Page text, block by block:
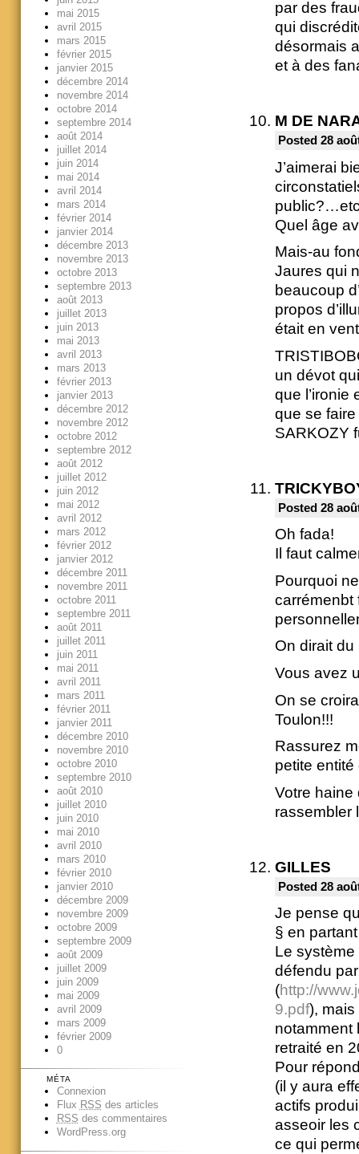
par des
qui
désormais
et à des
M DE
Posted 28
J’aimerai
Quel âge
Mais-au
Jaures qui
beaucoup
propos
était en
un dévot
que l’ironie
que se
SARKOZY
Posted 28
Oh fada!
Il faut
Pourquoi
carrémenbt
On dirait
Vous avez
On se
Toulon!!!
Rassurez
petite
Votre haine
rassembler
GILLES
Posted 28
Je pense
§ en
Le
défendu
(http://
9.pdf), mais
notamment
retraité en
Pour
(il y aura
actifs
asseoir les
ce qui
mai 2015
avril 2015
mars 2015
février 2015
janvier 2015
décembre 2014
novembre 2014
octobre 2014
septembre 2014
août 2014
juillet 2014
juin 2014
mai 2014
avril 2014
mars 2014
février 2014
janvier 2014
décembre 2013
novembre 2013
octobre 2013
septembre 2013
août 2013
juillet 2013
juin 2013
mai 2013
avril 2013
mars 2013
février 2013
janvier 2013
décembre 2012
novembre 2012
octobre 2012
septembre 2012
août 2012
juillet 2012
juin 2012
mai 2012
avril 2012
mars 2012
février 2012
janvier 2012
décembre 2011
novembre 2011
octobre 2011
septembre 2011
août 2011
juillet 2011
juin 2011
mai 2011
avril 2011
mars 2011
février 2011
janvier 2011
décembre 2010
novembre 2010
octobre 2010
septembre 2010
août 2010
juillet 2010
juin 2010
mai 2010
avril 2010
mars 2010
février 2010
janvier 2010
décembre 2009
novembre 2009
octobre 2009
septembre 2009
août 2009
juillet 2009
juin 2009
mai 2009
avril 2009
mars 2009
février 2009
0
MÉTA
Connexion
Flux RSS des articles
RSS des commentaires
WordPress.org